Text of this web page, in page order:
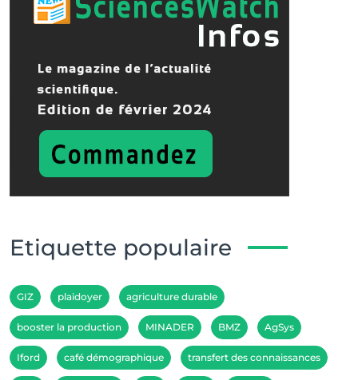
Etiquette populaire
GIZ plaidoyer agriculture durable
booster la production MINADER BMZ AgSys
Iford café démographique transfert des connaissances